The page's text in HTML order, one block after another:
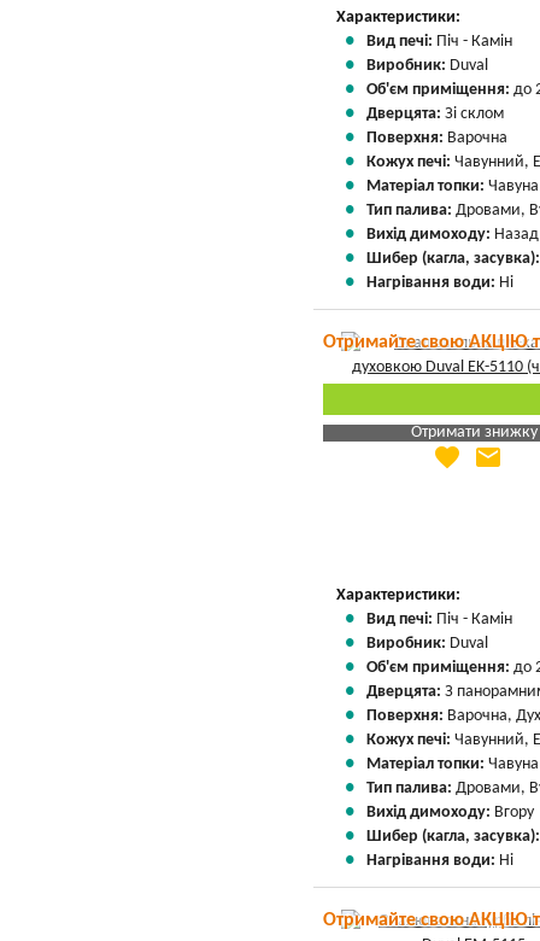
Характеристики:
Вид печі: Піч - Камін
Виробник: Duval
Об'єм приміщення: до
Дверцята: Зі склом
Поверхня: Варочна
Кожух печі: Чавунний,
Матеріал топки:
Тип палива: Дровами,
Вихід димоходу: Назад
Шибер (кагла,
Нагрівання води: Ні
Отримайте свою АКЦІЮ
Отримати знижку
Яка Ваша ціна
favorite email
Характеристики:
Вид печі: Піч - Камін
Виробник: Duval
Об'єм приміщення: до
Дверцята: З
Поверхня: Варочна,
Кожух печі: Чавунний,
Матеріал топки:
Тип палива: Дровами,
Вихід димоходу: Вгору
Шибер (кагла,
Нагрівання води: Ні
Отримайте свою АКЦІЮ